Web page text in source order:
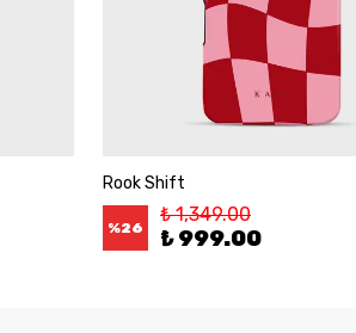
Rook Shift
%26
₺ 1,349.00
₺ 999.00